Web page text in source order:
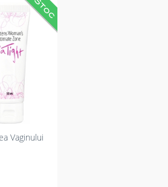
Vaginului
vaginului
de
relaxarea
dermă
intime;
efecte